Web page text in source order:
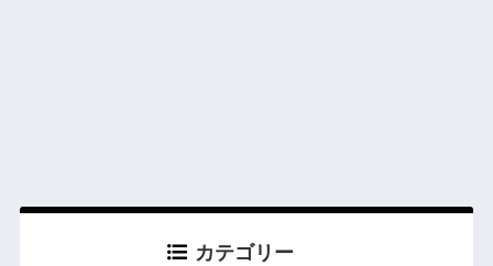
カテゴリー